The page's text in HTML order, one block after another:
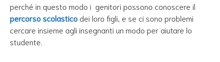
perché in questo modo i genitori possono conoscere il
percorso scolastico dei loro figli, e se ci sono problemi
cercare insieme agli insegnanti un modo per aiutare lo
studente.